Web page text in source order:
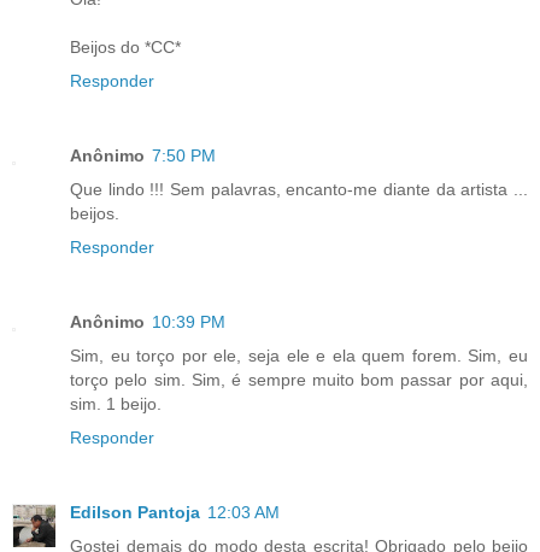
Beijos do *CC*
Responder
Anônimo 7:50 PM
Que lindo !!! Sem palavras, encanto-me diante da artista ...
beijos.
Responder
Anônimo 10:39 PM
Sim, eu torço por ele, seja ele e ela quem forem. Sim, eu
torço pelo sim. Sim, é sempre muito bom passar por aqui,
sim. 1 beijo.
Responder
Edilson Pantoja 12:03 AM
Gostei demais do modo desta escrita! Obrigado pelo beijo